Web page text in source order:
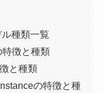
種類一覧
徴と種類
と種類
の特徴と種